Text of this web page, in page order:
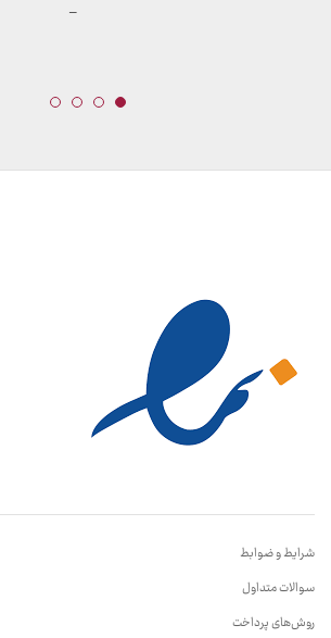
–محدوده
شرایط و ضوابط
سوالات متداول
روش‌های پرداخت